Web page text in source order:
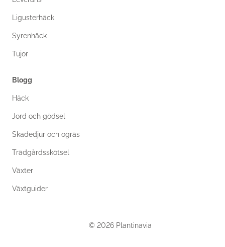
Ligusterhäck
Syrenhäck
Tujor
Blogg
Häck
Jord och gödsel
Skadedjur och ogräs
Trädgårdsskötsel
Växter
Växtguider
© 2026 Plantinavia